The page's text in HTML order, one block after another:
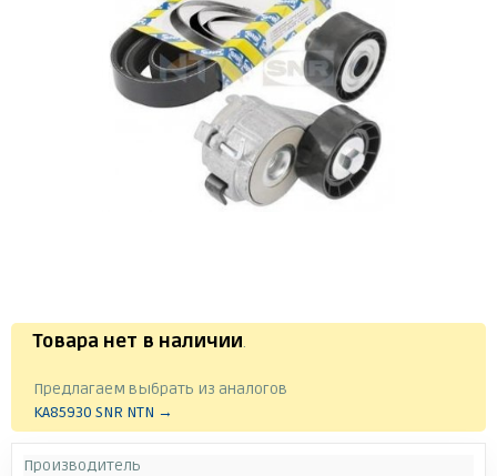
Товара нет в наличии.
Предлагаем выбрать из аналогов
KA85930 SNR NTN →
Производитель